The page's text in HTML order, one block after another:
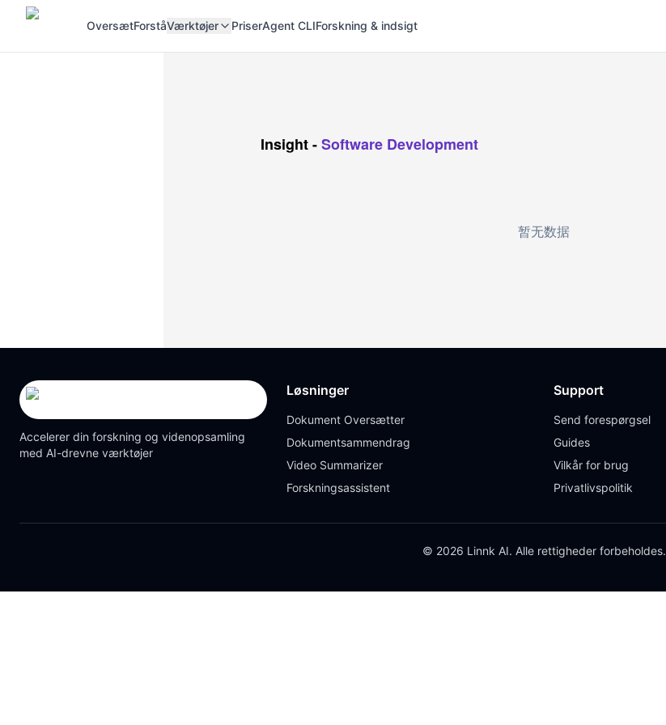
OversætForståVærktøjer PriserAgent CLIForskning & indsigt
Insight-Software Development
暂无数据
Accelerer din forskning og videnopsamling
med AI-drevne værktøjer
Løsninger
Dokument Oversætter
Dokumentsammendrag
Video Summarizer
Forskningsassistent
Support
Send forespørgsel
Guides
Vilkår for brug
Privatlivspolitik
© 2026 Linnk AI. Alle rettigheder forbeholdes.